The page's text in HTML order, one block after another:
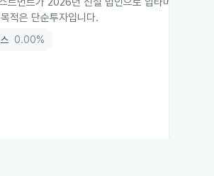
적은 단순투자입니다.
0.00%